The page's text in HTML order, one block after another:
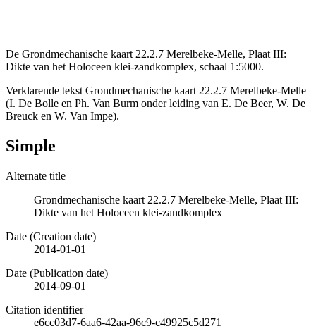
De Grondmechanische kaart 22.2.7 Merelbeke-Melle, Plaat III:
Dikte van het Holoceen klei-zandkomplex, schaal 1:5000.
Verklarende tekst Grondmechanische kaart 22.2.7 Merelbeke-Melle
(I. De Bolle en Ph. Van Burm onder leiding van E. De Beer, W. De
Breuck en W. Van Impe).
Simple
Alternate title
Grondmechanische kaart 22.2.7 Merelbeke-Melle, Plaat III:
Dikte van het Holoceen klei-zandkomplex
Date (Creation date)
2014-01-01
Date (Publication date)
2014-09-01
Citation identifier
e6cc03d7-6aa6-42aa-96c9-c49925c5d271